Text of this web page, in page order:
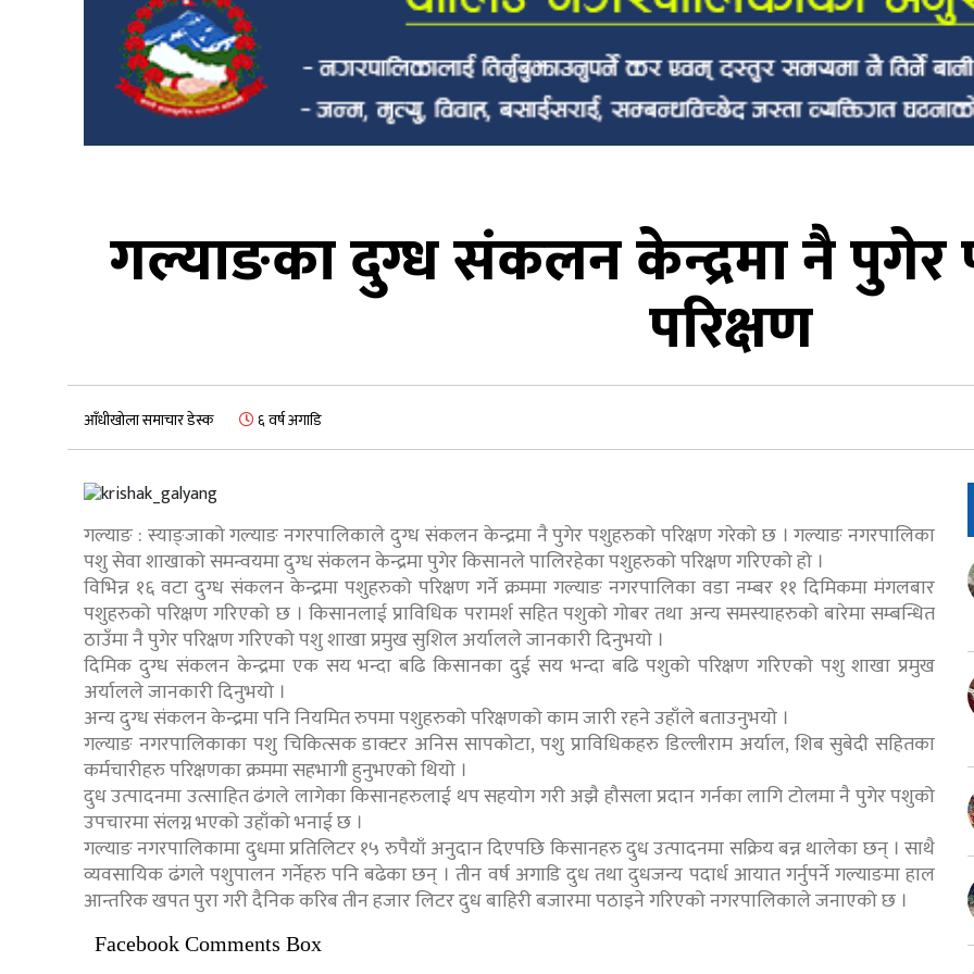
गल्याङका दुग्ध संकलन केन्द्रमा नै पुगेर
परिक्षण
आँधीखोला समाचार डेस्क ६ वर्ष अगाडि
गल्याङ : स्याङ्जाको गल्याङ नगरपालिकाले दुग्ध संकलन केन्द्रमा नै पुगेर पशुहरुको परिक्षण गरेको छ । गल्याङ नगरपालिका
पशु सेवा शाखाको समन्वयमा दुग्ध संकलन केन्द्रमा पुगेर किसानले पालिरहेका पशुहरुको परिक्षण गरिएको हो ।
विभिन्न १६ वटा दुग्ध संकलन केन्द्रमा पशुहरुको परिक्षण गर्ने क्रममा गल्याङ नगरपालिका वडा नम्बर ११ दिमिकमा मंगलबार
पशुहरुको परिक्षण गरिएको छ । किसानलाई प्राविधिक परामर्श सहित पशुको गोबर तथा अन्य समस्याहरुको बारेमा सम्बन्धित
ठाउँमा नै पुगेर परिक्षण गरिएको पशु शाखा प्रमुख सुशिल अर्यालले जानकारी दिनुभयो ।
दिमिक दुग्ध संकलन केन्द्रमा एक सय भन्दा बढि किसानका दुई सय भन्दा बढि पशुको परिक्षण गरिएको पशु शाखा प्रमुख
अर्यालले जानकारी दिनुभयो ।
अन्य दुग्ध संकलन केन्द्रमा पनि नियमित रुपमा पशुहरुको परिक्षणको काम जारी रहने उहाँले बताउनुभयो ।
गल्याङ नगरपालिकाका पशु चिकित्सक डाक्टर अनिस सापकोटा, पशु प्राविधिकहरु डिल्लीराम अर्याल, शिब सुबेदी सहितका
कर्मचारीहरु परिक्षणका क्रममा सहभागी हुनुभएको थियो ।
दुध उत्पादनमा उत्साहित ढंगले लागेका किसानहरुलाई थप सहयोग गरी अझै हौसला प्रदान गर्नका लागि टोलमा नै पुगेर पशुको
उपचारमा संलग्न भएको उहाँको भनाई छ ।
गल्याङ नगरपालिकामा दुधमा प्रतिलिटर १५ रुपैयाँ अनुदान दिएपछि किसानहरु दुध उत्पादनमा सक्रिय बन्न थालेका छन् । साथै
व्यवसायिक ढंगले पशुपालन गर्नेहरु पनि बढेका छन् । तीन वर्ष अगाडि दुध तथा दुधजन्य पदार्ध आयात गर्नुपर्ने गल्याङमा हाल
आन्तरिक खपत पुरा गरी दैनिक करिब तीन हजार लिटर दुध बाहिरी बजारमा पठाइने गरिएको नगरपालिकाले जनाएको छ ।
Facebook Comments Box